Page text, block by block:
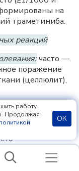
на
траметиниба.
реакций
часто —
поражение
(целлюлит),
часто —
—
как
работу
Продолжая
политикой
ОК